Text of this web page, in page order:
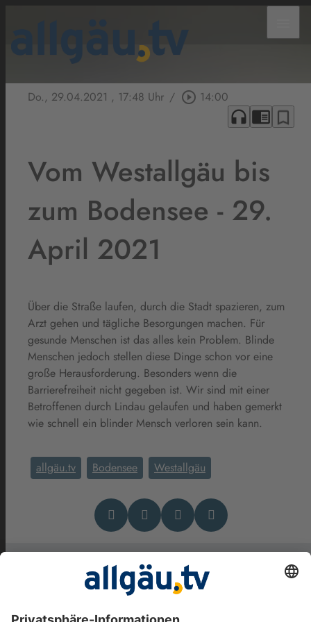
Do., 29.04.2021 , 17:48 Uhr / play_circle_outline 14:00
headphones chrome_reader_mode bookmark_border
Vom Westallgäu bis
zum Bodensee - 29.
April 2021
Über die Straße laufen, durch die Stadt spazieren, zum
Arzt gehen und tägliche Besorgungen machen. Für
gesunde Menschen ist das alles kein Problem. Blinde
Menschen jedoch stellen diese Dinge schon vor eine
große Herausforderung. Besonders wenn die
Barrierefreiheit nicht gegeben ist. Wir sind mit einer
Betroffenen durch Lindau gelaufen und haben gemerkt
wie schnell ein blinder Mensch verloren sein kann.
allgäu.tv Bodensee Westallgäu
Das könnte Dich auch